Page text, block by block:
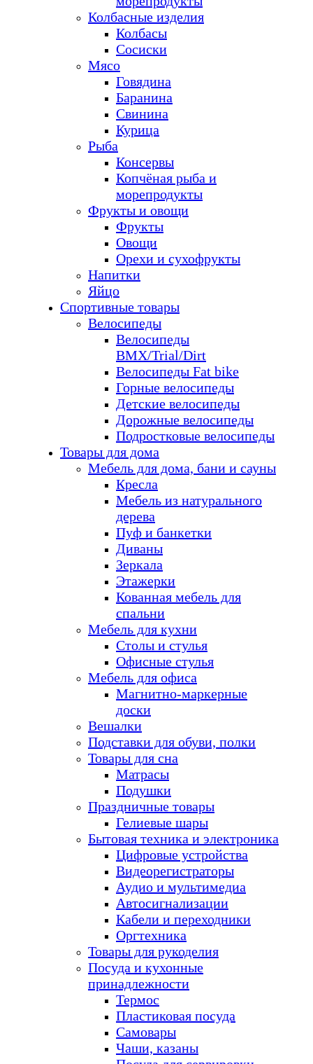
Колбасные изделия
Колбасы
Сосиски
Мясо
Говядина
Баранина
Свинина
Курица
Рыба
Консервы
Копчёная рыба и
морепродукты
Фрукты и овощи
Фрукты
Овощи
Орехи и сухофрукты
Напитки
Яйцо
Спортивные товары
Велосипеды
Велосипеды
BMX/Trial/Dirt
Велосипеды Fat bike
Горные велосипеды
Детские велосипеды
Дорожные велосипеды
Подростковые велосипеды
Товары для дома
Мебель для дома, бани и сауны
Кресла
Мебель из натурального
дерева
Пуф и банкетки
Диваны
Зеркала
Этажерки
Кованная мебель для
спальни
Мебель для кухни
Столы и стулья
Офисные стулья
Мебель для офиса
Магнитно-маркерные
доски
Вешалки
Подставки для обуви, полки
Товары для сна
Матрасы
Подушки
Праздничные товары
Гелиевые шары
Бытовая техника и электроника
Цифровые устройства
Видеорегистраторы
Аудио и мультимедиа
Автосигнализации
Кабели и переходники
Оргтехника
Товары для рукоделия
Посуда и кухонные
принадлежности
Термос
Пластиковая посуда
Самовары
Чаши, казаны